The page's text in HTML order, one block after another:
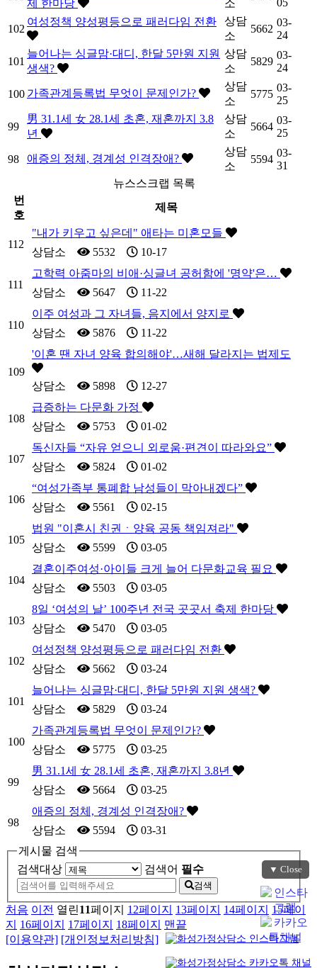
▼ Close
제 한마당
소
102
여성정책 양성평등으로 패러다임 전환
상담
소
5662
03-
24
101
늘어나는 싱글맘·대디, 한달 5만원 지원
생색?
상담
소
5829
03-
24
100 가족관계등록법 무엇이 문제인가?
상담
소
5775
03-
25
99
男 31.1세 女 28.1세 초혼, 재혼까지 3.8
년
상담
소
5664
03-
25
98 애증의 정체, 경계성 인격장애?
상담
소
5594
03-
31
뉴스스크랩 목록
번
호
제목
112
"내가 키우고 싶은데" 애타는 미혼모들
상담소
5532 10-17
111
고학력 아줌마의 비애·싱글녀 공허함에 '명약'은…
상담소
5647 11-22
110
이주 여성과 그 자녀들, 음지에서 양지로
상담소
5876 11-22
109
'이혼 땐 자녀 양육 합의해야'…새해 달라지는 법제도
상담소 5898 12-27
108
급증하는 다문화 가정
상담소
5753 01-02
107
독신자들 “자유 얻으니 외로움·편견이 따라와요”
상담소
5824 01-02
106
“여성가족부 통폐합 남성들이 막아내겠다”
상담소
5561 02-15
105
법원 "이혼시 친권ㆍ양육 공동 책임져라"
상담소
5599 03-05
104
결혼이주여성·아이들 크게 늘어 다문화교육 필요
상담소
5503 03-05
103
8일 ‘여성의 날’ 100주년 전국 곳곳서 축제 한마당
상담소
5470 03-05
102
여성정책 양성평등으로 패러다임 전환
상담소
5662 03-24
101
늘어나는 싱글맘·대디, 한달 5만원 지원 생색?
상담소
5829 03-24
100
가족관계등록법 무엇이 문제인가?
상담소
5775 03-25
99
男 31.1세 女 28.1세 초혼, 재혼까지 3.8년
상담소
5664 03-25
98
애증의 정체, 경계성 인격장애?
상담소
5594
03-31
게시물 검색
검색대상
검색어 필수
검색
처음 이전 열린11페이지 12페이지 13페이지 14페이지 15페이
지
16페이지 17페이지 18페이지
맨끝
[이용약관] [개인정보처리방침]